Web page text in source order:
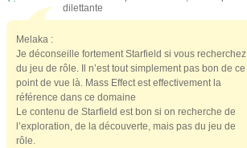
dilettante
Melaka :
Je déconseille fortement Starfield si vous recherchez
du jeu de rôle. Il n’est tout simplement pas bon de ce
point de vue là. Mass Effect est effectivement la
référence dans ce domaine
Le contenu de Starfield est bon si on recherche de
l’exploration, de la découverte, mais pas du jeu de
rôle.